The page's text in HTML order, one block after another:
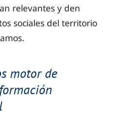
relevantes y den
sociales del territorio
motor de